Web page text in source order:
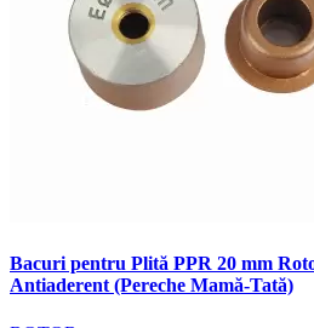
Bacuri pentru Plită PPR 20 mm
Antiaderent (Pereche Mamă-Tată)